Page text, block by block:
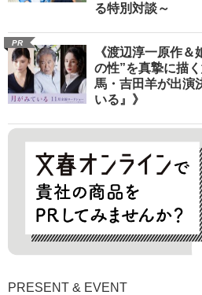
る特別対談～
PR
《渡辺淳一原作
の性”を真摯に描
馬・吉田羊が出演
いる』》
PRESENT & EVENT